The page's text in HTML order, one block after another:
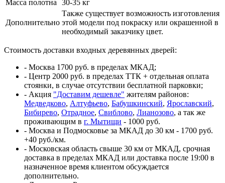
Масса полотна
30-35 кг
Дополнительно
Также существует возможность изготовления
этой модели под покраску или окрашенной в
необходимый заказчику цвет.
Стоимость доставки входных деревянных дверей:
- Москва 1700 руб. в пределах МКАД;
- Центр 2000 руб. в пределах ТТК + отдельная оплата
стоянки, в случае отсутствии бесплатной парковки;
- Акция "Доставим дешевле" жителям районов:
Медведково, Алтуфьево, Бабушкинский, Ярославский,
Бибирево, Отрадное, Свиблово, Лианозово, а так же
проживающим в г. Мытищи - 1000 руб.
- Москва и Подмосковье за МКАД до 30 км - 1700 руб.
+40 руб./км.
- Московская область свыше 30 км от МКАД, срочная
доставка в пределах МКАД или доставка после 19:00 в
назначенное время клиентом обсуждается
дополнительно.